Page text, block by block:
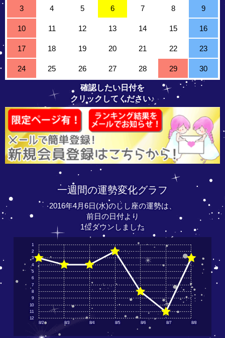
3 4 5 6 7 8 9
10 11 12 13 14 15 16
17 18 19 20 21 22 23
24 25 26 27 28 29 30
確認したい日付を
クリックしてください♪
一週間の運勢変化グラフ
2016年4月6日(水)のしし座の運勢は、
前日の日付より
1位ダウンしました
8/2 8/3 8/4 8/5 8/6 8/7 8/8
12
11
10
9
8
7
6
5
4
3
2
1